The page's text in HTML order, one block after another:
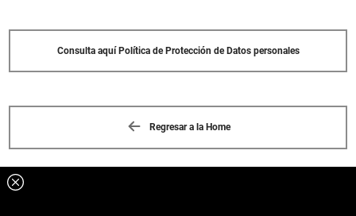
Consulta aquí Política de Protección de Datos personales
Regresar a la Home